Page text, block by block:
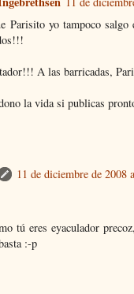
Parisito yo tampoco
A las barricadas,
la vida si publicas
11 de diciembre de 2008
tú eres eyaculador
:-p